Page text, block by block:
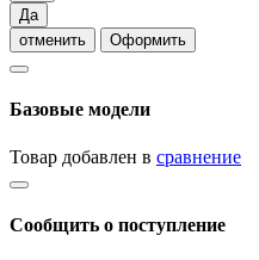
Да
отменить
Оформить
Базовые модели
Товар добавлен в сравнение
Сообщить о поступление